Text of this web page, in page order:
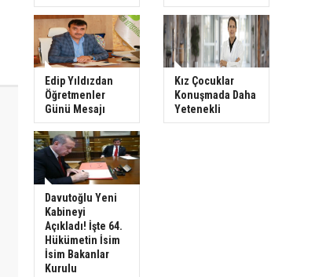
Edip Yıldızdan
Öğretmenler
Günü Mesajı
Kız Çocuklar
Konuşmada Daha
Yetenekli
Davutoğlu Yeni
Kabineyi
Açıkladı! İşte 64.
Hükümetin İsim
İsim Bakanlar
Kurulu